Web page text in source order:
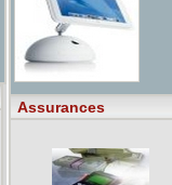
Assurances